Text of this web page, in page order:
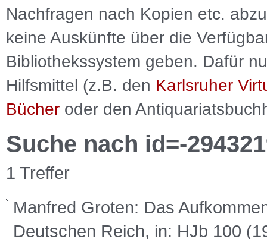
Nachfragen nach Kopien etc.
keine Auskünfte über die
Bibliothekssystem geben. Dafür
Hilfsmittel (z.B. den Karlsruher
Bücher oder den
Suche nach id=-
1 Treffer
Manfred Groten: Das
Deutschen Reich, in: HJb 100